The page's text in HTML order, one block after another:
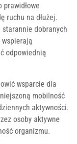
ruchu na dłużej.
starannie dobranych
wspierają
odpowiednią
wsparcie dla
mobilność
aktywności.
osoby aktywne
organizmu.